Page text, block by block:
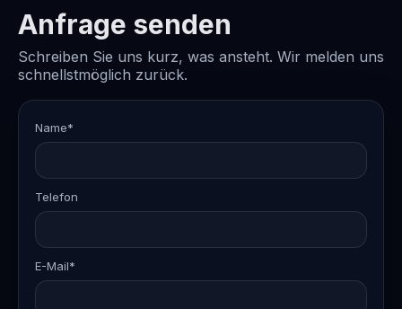
Anfrage senden
Schreiben Sie uns kurz, was ansteht. Wir melden uns
schnellstmöglich zurück.
Name*
Telefon
E-Mail*